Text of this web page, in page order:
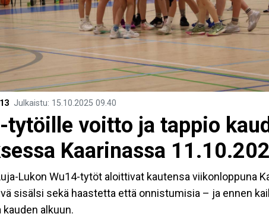
Julkaistu: 15.10.2025 09.40
tytöille voitto ja tappio
Kaarinassa
Lukon Wu14-tytöt aloittivat kautensa viikonloppuna
sisälsi sekä haastetta että onnistumisia – ja ennen
alkuun.